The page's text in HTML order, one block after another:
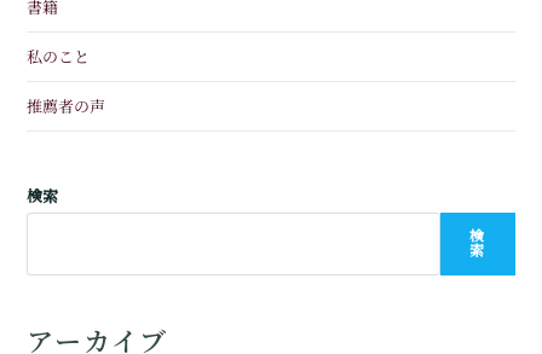
書籍
私のこと
推薦者の声
検索
検
索
アーカイブ